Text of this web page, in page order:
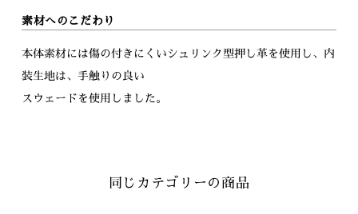
素材へのこだわり
本体素材には傷の付きにくいシュリンク型押し革を使用し、内
装生地は、手触りの良い
スウェードを使用しました。
同じカテゴリーの商品